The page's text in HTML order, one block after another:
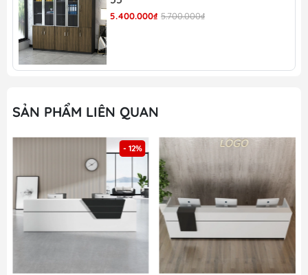
Bàn lễ tân hiện đại melamine 1m8 - LT 03 với màu
vân gỗ và màu trắng kết hợp với nhau
Bàn lễ tân hiện đại melamine 1m8 - LT 03 có màu
sắc và chi phí vô cùng hợp lý
Bàn lễ tân hiện đại melamine 1m8 - LT 03 màu
trắng và màu gỗ kết hợp với nhau
Bàn lễ tân hiện đại melamine 1m8 - LT 03 mang lại
sự sang trọng, hiện đại cho không gian nội thất
5.400.000₫ 5.700.000₫
SẢN PHẨM LIÊN QUAN
- 12%